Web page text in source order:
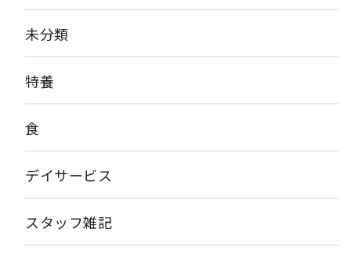
未分類
特養
食
デイサービス
スタッフ雑記